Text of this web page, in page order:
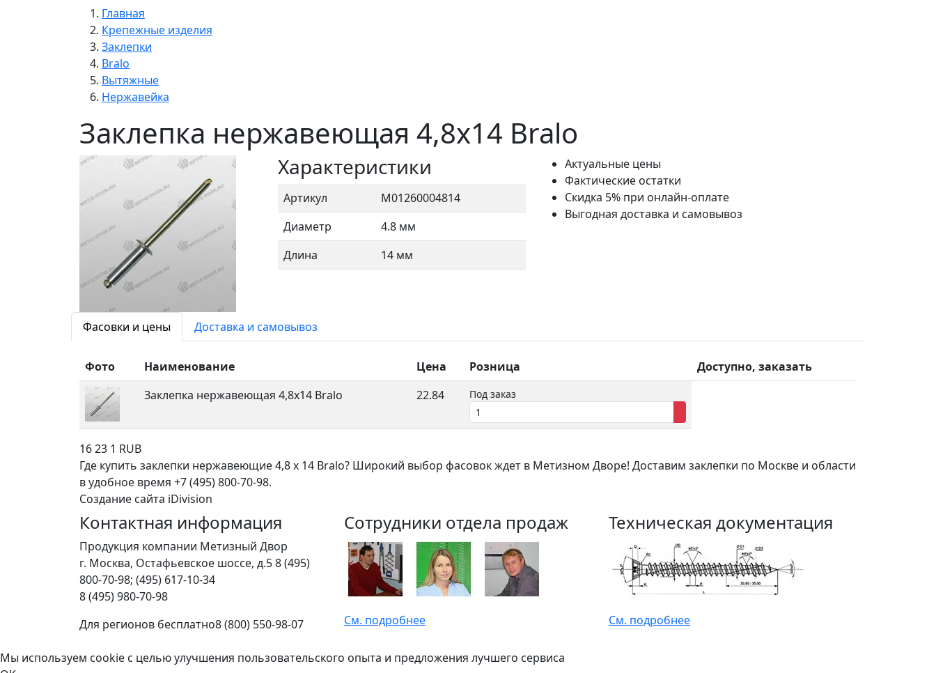
Главная
Крепежные изделия
Заклепки
Bralo
Вытяжные
Нержавейка
Заклепка нержавеющая 4,8х14 Bralo
Характеристики
Артикул
М01260004814
Диаметр
4.8 мм
Длина
14 мм
Актуальные цены
Фактические остатки
Скидка 5% при онлайн-оплате
Выгодная доставка и самовывоз
Фасовки и цены Доставка и самовывоз
Фото Наименование Цена Розница
Доступно, заказать
Заклепка нержавеющая 4,8х14 Bralo
22.84 Под заказ
1623 1 RUB
Где купить заклепки нержавеющие 4,8 х 14 Bralo? Широкий выбор фасовок ждет в Метизном Дворе! Доставим заклепки по Москве и области
в удобное время +7 (495) 800-70-98.
Создание сайта iDivision
Контактная информация
Продукция компании Метизный Двор
г. Москва, Остафьевское шоссе, д.58 (495)
800-70-98; (495) 617-10-34
8 (495) 980-70-98
Для регионов бесплатно8 (800) 550-98-07
Сотрудники отдела продаж
См. подробнее
Техническая документация
См. подробнее
Мы используем cookie с целью улучшения пользовательского опыта и предложения лучшего сервиса